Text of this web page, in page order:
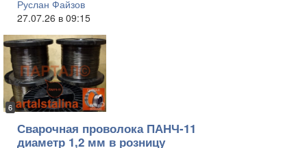
Руслан Файзов
27.07.26 в 09:15
6
Сварочная проволока ПАНЧ-11
диаметр 1,2 мм в розницу